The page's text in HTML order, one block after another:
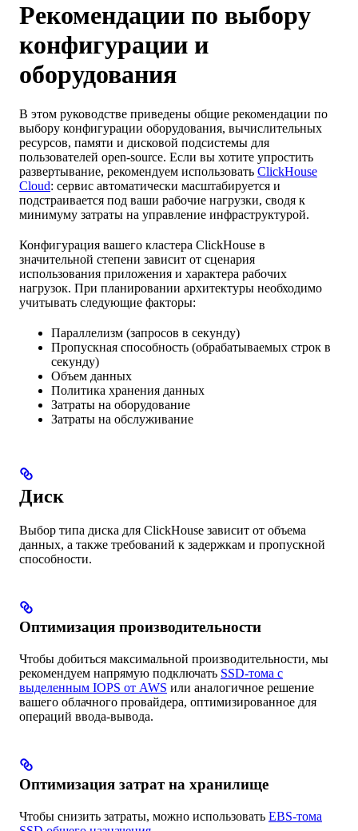
Рекомендации по выбору
конфигурации и
оборудования
В этом руководстве приведены общие рекомендации по
выбору конфигурации оборудования, вычислительных
ресурсов, памяти и дисковой подсистемы для
пользователей open-source. Если вы хотите упростить
развертывание, рекомендуем использовать ClickHouse
Cloud: сервис автоматически масштабируется и
подстраивается под ваши рабочие нагрузки, сводя к
минимуму затраты на управление инфраструктурой.
Конфигурация вашего кластера ClickHouse в
значительной степени зависит от сценария
использования приложения и характера рабочих
нагрузок. При планировании архитектуры необходимо
учитывать следующие факторы:
Параллелизм (запросов в секунду)
Пропускная способность (обрабатываемых строк в
секунду)
Объем данных
Политика хранения данных
Затраты на оборудование
Затраты на обслуживание
Диск
Выбор типа диска для ClickHouse зависит от объема
данных, а также требований к задержкам и пропускной
способности.
Оптимизация производительности
Чтобы добиться максимальной производительности, мы
рекомендуем напрямую подключать SSD-тома с
выделенным IOPS от AWS или аналогичное решение
вашего облачного провайдера, оптимизированное для
операций ввода-вывода.
Оптимизация затрат на хранилище
Чтобы снизить затраты, можно использовать EBS-тома